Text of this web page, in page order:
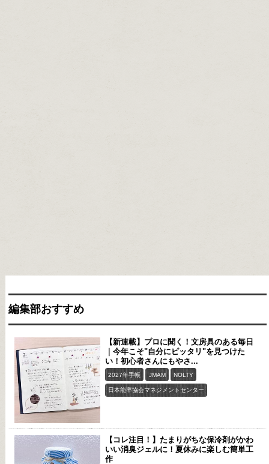
編集部おすすめ
【新連載】プロに聞く！文房具のある毎日
｜今年こそ"自分にピッタリ"を見つけた
い！初心者さんにもやさ...
2027年手帳 JMAM NOLTY
日本能率協会マネジメントセンター
【コレ注目！】たまりがちな保冷剤がかわ
いい消臭ジェルに！夏休みに楽しむ簡単工
作